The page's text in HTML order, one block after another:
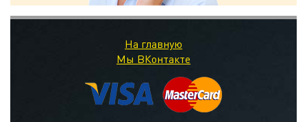
На главную
Мы ВКонтакте